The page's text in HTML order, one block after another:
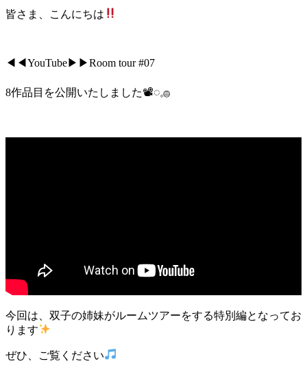
皆さま、こんにちは
◀︎◀︎YouTube▶︎▶︎Room tour #07
8作品目を公開いたしました📽◌𓈒𓐍
今回は、双子の姉妹がルームツアーをする特別編となってお
ります
ぜひ、ご覧ください